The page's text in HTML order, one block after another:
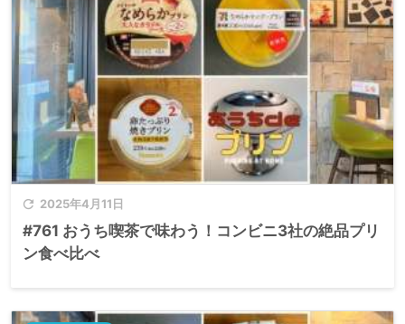
 2025年4月11日
#761 おうち喫茶で味わう！コンビニ3社の絶品プリ
ン食べ比べ